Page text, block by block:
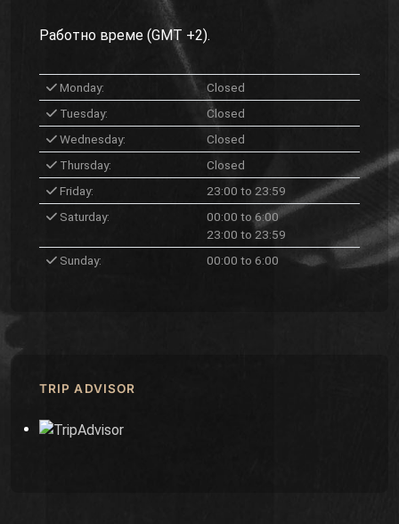
Работно време (GMT +2).
Monday:
Closed
Tuesday:
Closed
Wednesday:
Closed
Thursday:
Closed
Friday:
23:00 to 23:59
Saturday:
00:00 to 6:00
23:00 to 23:59
Sunday:
00:00 to 6:00
TRIP ADVISOR